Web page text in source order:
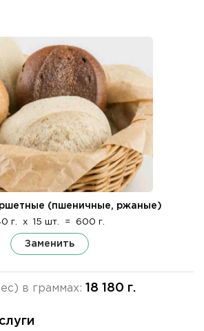
(пшеничные, ржаные)
г. x 15 шт. = 600 г.
Заменить
в граммах: 18 180 г.